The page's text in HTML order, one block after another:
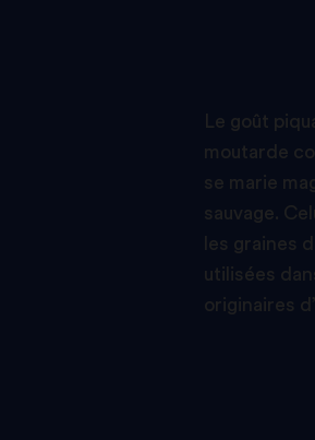
Le goût
moutarde
se marie
sauvage.
les graines
utilisées
originaires